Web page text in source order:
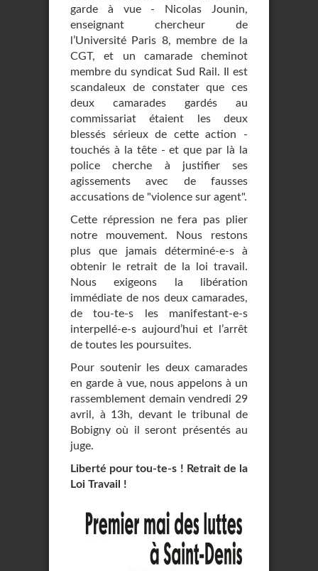
garde à vue - Nicolas Jounin,
enseignant chercheur de
l’Université Paris 8, membre de la
CGT, et un camarade cheminot
membre du syndicat Sud Rail. Il est
scandaleux de constater que ces
deux camarades gardés au
commissariat étaient les deux
blessés sérieux de cette action -
touchés à la tête - et que par là la
police cherche à justifier ses
agissements avec de fausses
accusations de "violence sur agent".
Cette répression ne fera pas plier
notre mouvement. Nous restons
plus que jamais déterminé-e-s à
obtenir le retrait de la loi travail.
Nous exigeons la libération
immédiate de nos deux camarades,
de tou-te-s les manifestant-e-s
interpellé-e-s aujourd’hui et l’arrêt
de toutes les poursuites.
Pour soutenir les deux camarades
en garde à vue, nous appelons à un
rassemblement demain vendredi 29
avril, à 13h, devant le tribunal de
Bobigny où il seront présentés au
juge.
Liberté pour tou-te-s ! Retrait de la
Loi Travail !